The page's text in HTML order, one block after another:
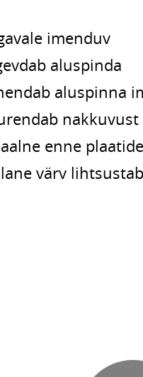
imenduv
aluspinda
aluspinna
enne
värv